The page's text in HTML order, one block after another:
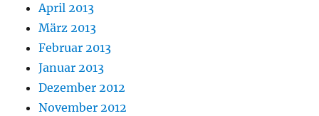
April 2013
März 2013
Februar 2013
Januar 2013
Dezember 2012
November 2012